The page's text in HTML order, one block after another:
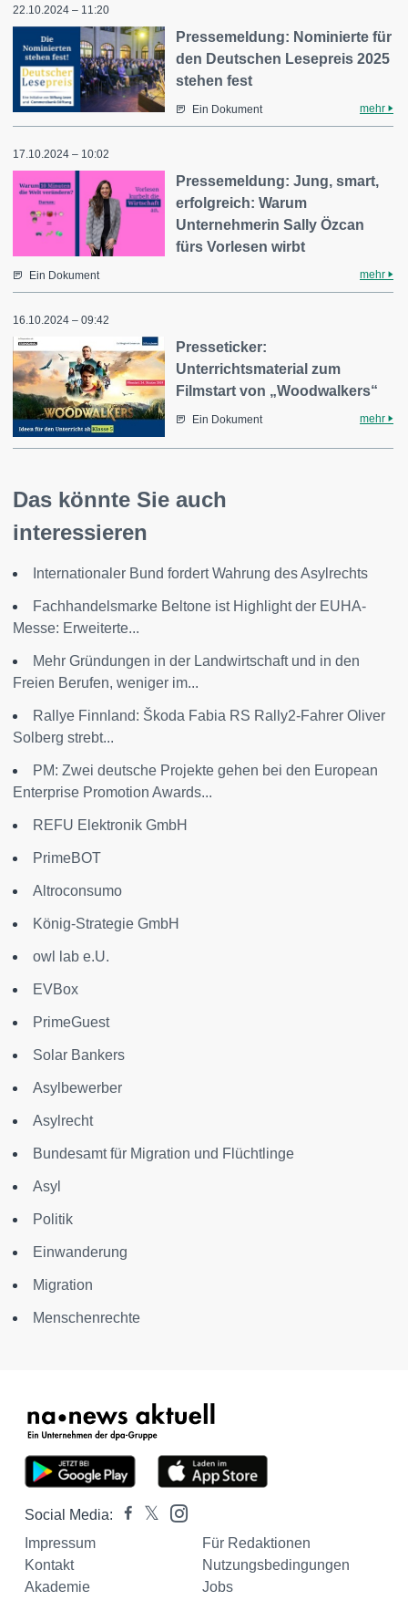
22.10.2024 – 11:20
Pressemeldung: Nominierte für
den Deutschen Lesepreis 2025
stehen fest
Ein Dokument mehr
17.10.2024 – 10:02
Pressemeldung: Jung, smart,
erfolgreich: Warum
Unternehmerin Sally Özcan
fürs Vorlesen wirbt
Ein Dokument mehr
16.10.2024 – 09:42
Presseticker:
Unterrichtsmaterial zum
Filmstart von „Woodwalkers“
Ein Dokument mehr
Das könnte Sie auch
interessieren
Internationaler Bund fordert Wahrung des Asylrechts
Fachhandelsmarke Beltone ist Highlight der EUHA-
Messe: Erweiterte...
Mehr Gründungen in der Landwirtschaft und in den
Freien Berufen, weniger im...
Rallye Finnland: Škoda Fabia RS Rally2-Fahrer Oliver
Solberg strebt...
PM: Zwei deutsche Projekte gehen bei den European
Enterprise Promotion Awards...
REFU Elektronik GmbH
PrimeBOT
Altroconsumo
König-Strategie GmbH
owl lab e.U.
EVBox
PrimeGuest
Solar Bankers
Asylbewerber
Asylrecht
Bundesamt für Migration und Flüchtlinge
Asyl
Politik
Einwanderung
Migration
Menschenrechte
Social Media:
Impressum
Für Redaktionen
Kontakt
Nutzungsbedingungen
Akademie
Jobs